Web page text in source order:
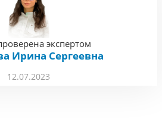
12.07.2023
экспертом
Ирина Сергеевна